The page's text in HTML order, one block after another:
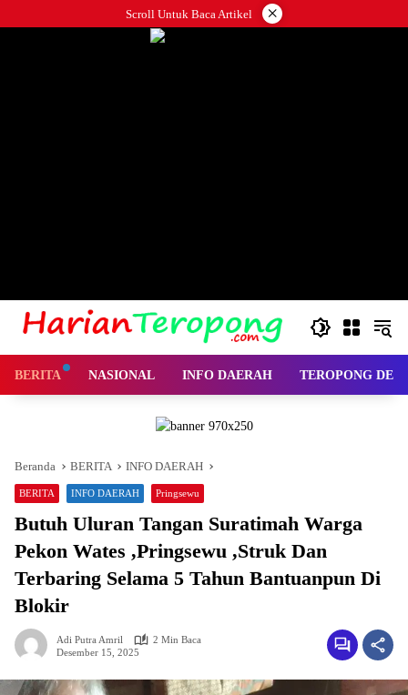
ke
Scroll Untuk Baca Artikel ×
BERITA NASIONAL INFO DAERAH TEROPONG
Beranda BERITA INFO DAERAH
BERITA INFO DAERAH Pringsewu
Butuh Uluran Tangan Suratimah Warga
Pekon Wates ,Pringsewu ,Struk Dan
Terbaring Selama 5 Tahun Bantuanpun Di
Blokir
Adi Putra Amril
2 Min Baca
Desember 15, 2025